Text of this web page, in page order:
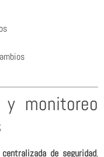
y monitoreo
de seguridad,